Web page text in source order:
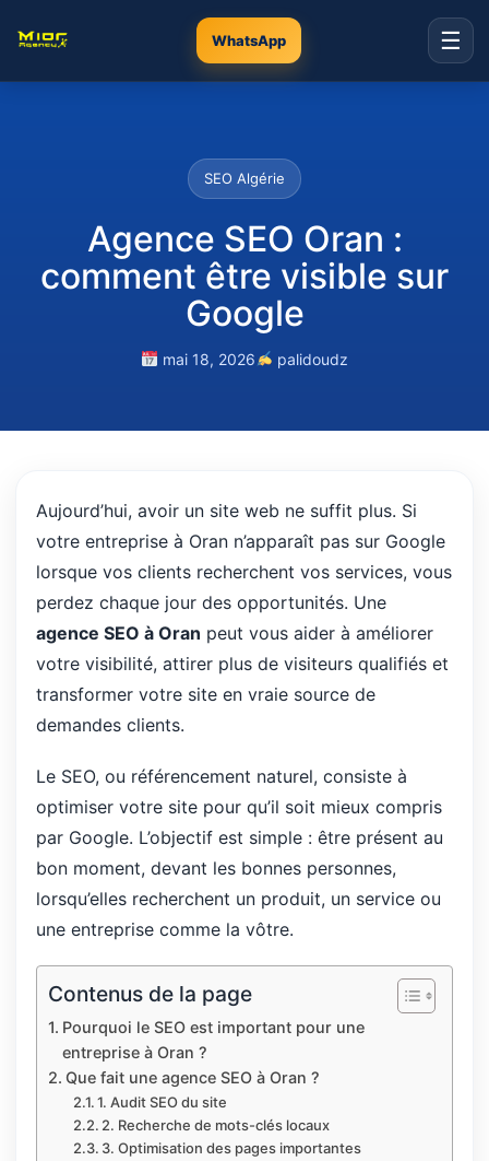
WhatsApp ☰
SEO Algérie
Agence SEO Oran :
comment être visible sur
Google
mai 18, 2026 palidoudz
Aujourd’hui, avoir un site web ne suffit plus. Si
votre entreprise à Oran n’apparaît pas sur Google
lorsque vos clients recherchent vos services, vous
perdez chaque jour des opportunités. Une
agence SEO à Oran peut vous aider à améliorer
votre visibilité, attirer plus de visiteurs qualifiés et
transformer votre site en vraie source de
demandes clients.
Le SEO, ou référencement naturel, consiste à
optimiser votre site pour qu’il soit mieux compris
par Google. L’objectif est simple : être présent au
bon moment, devant les bonnes personnes,
lorsqu’elles recherchent un produit, un service ou
une entreprise comme la vôtre.
Contenus de la page
Pourquoi le SEO est important pour une
entreprise à Oran ?
Que fait une agence SEO à Oran ?
1. Audit SEO du site
2. Recherche de mots-clés locaux
3. Optimisation des pages importantes